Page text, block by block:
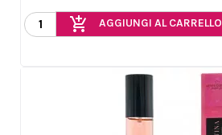
add_shopping_cart AGGIUNGI AL CARRELLO